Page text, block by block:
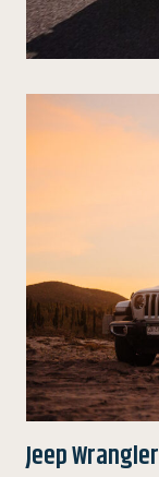
Jeep Wrangler